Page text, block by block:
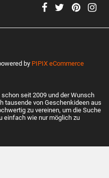
by PIPIX eCommerce
seit 2009 und der Wunsch
tausende von Geschenkideen aus
zu vereinen, um die Suche
einfach wie nur möglich zu